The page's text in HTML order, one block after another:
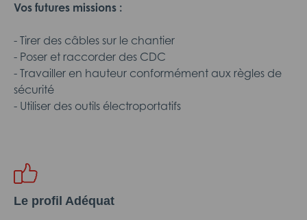
Vos futures missions :
- Tirer des câbles sur le chantier
- Poser et raccorder des CDC
- Travailler en hauteur conformément aux règles de
sécurité
- Utiliser des outils électroportatifs
Le profil Adéquat